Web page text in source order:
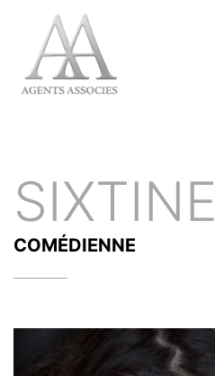
SIXTINE
COMÉDIENNE